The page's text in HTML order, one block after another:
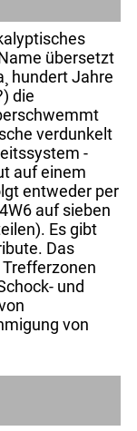
übersetzt
hundert Jahre
die
verdunkelt
-
auf einem
entweder per
auf sieben
Es gibt
Das
und
von